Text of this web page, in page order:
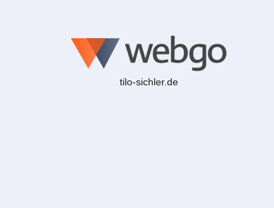
tilo-sichler.de